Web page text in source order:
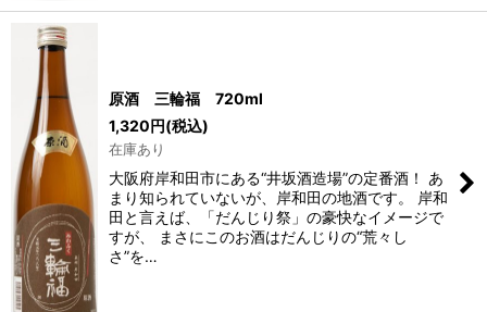
原酒 三輪福 720ml
1,320円(税込)
在庫あり
大阪府岸和田市にある“井坂酒造場”の定番酒！ あ
まり知られていないが、岸和田の地酒です。 岸和
田と言えば、「だんじり祭」の豪快なイメージで
すが、 まさにこのお酒はだんじりの“荒々し
さ”を…